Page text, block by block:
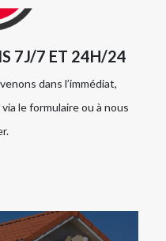
7J/7 ET 24H/24
dans l’immédiat,
le formulaire ou à nous